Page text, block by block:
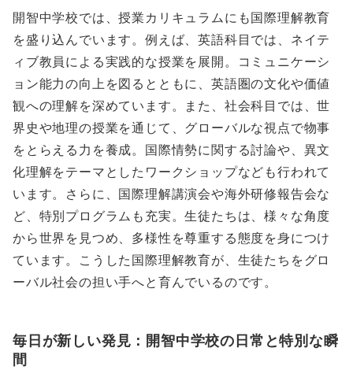
開智中学校では、授業カリキュラムにも国際理解教育
を盛り込んでいます。例えば、英語科目では、ネイテ
ィブ教員による実践的な授業を展開。コミュニケーシ
ョン能力の向上を図るとともに、英語圏の文化や価値
観への理解を深めています。また、社会科目では、世
界史や地理の授業を通じて、グローバルな視点で物事
をとらえる力を養成。国際情勢に関する討論や、異文
化理解をテーマとしたワークショップなども行われて
います。さらに、国際理解講演会や海外研修報告会な
ど、特別プログラムも充実。生徒たちは、様々な角度
から世界を見つめ、多様性を尊重する態度を身につけ
ています。こうした国際理解教育が、生徒たちをグロ
ーバル社会の担い手へと育んでいるのです。
毎日が新しい発見：開智中学校の日常と特別な瞬
間